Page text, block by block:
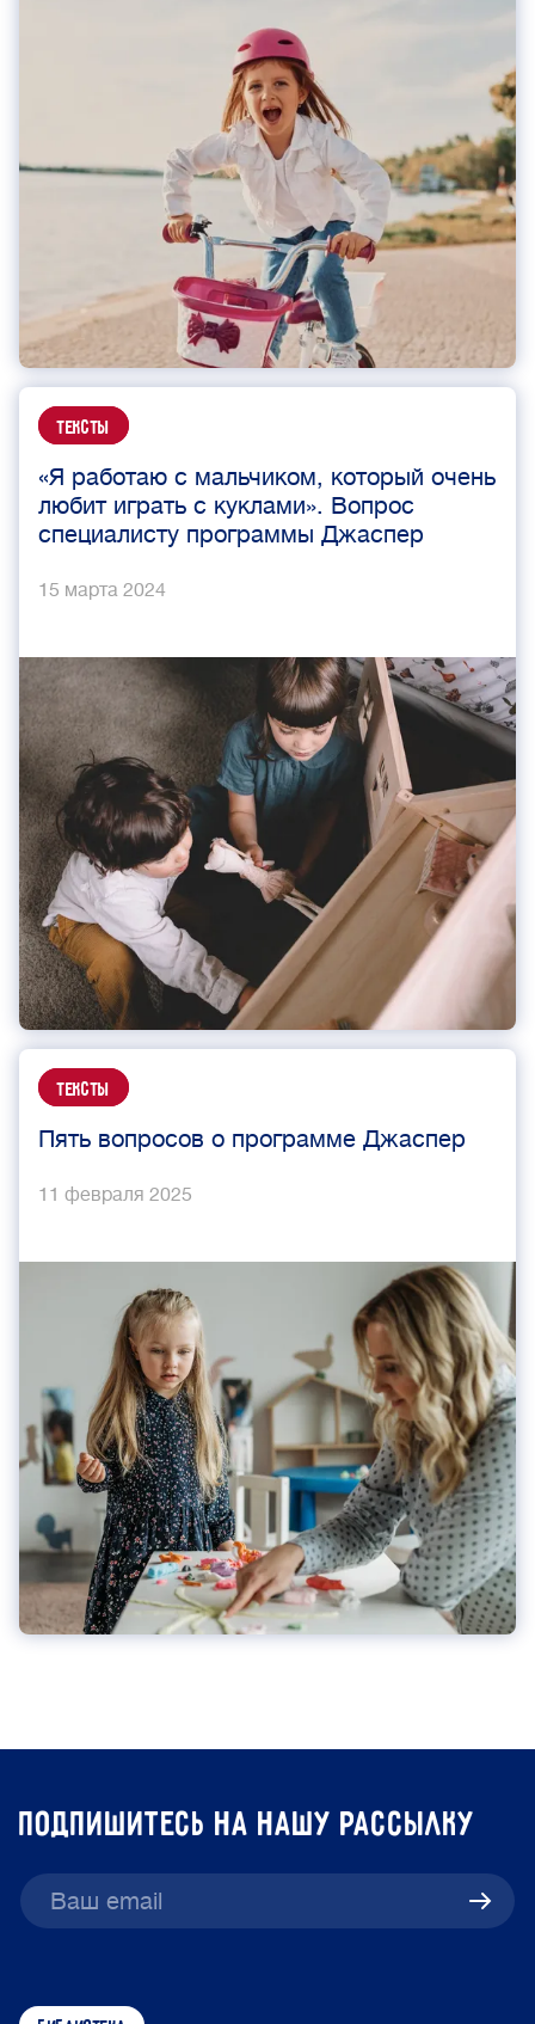
Тексты
«Я работаю с мальчиком, который очень
любит играть с куклами». Вопрос
специалисту программы Джаспер
15 марта 2024
Тексты
Пять вопросов о программе Джаспер
11 февраля 2025
подпишитесь на нашу рассылку